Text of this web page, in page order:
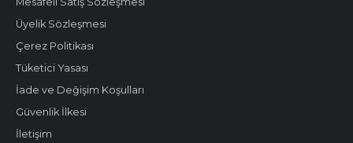
Üyelik Sözleşmesi
Çerez Politikası
Tüketici Yasası
İade ve Değişim Koşulları
Güvenlik İlkesi
İletişim